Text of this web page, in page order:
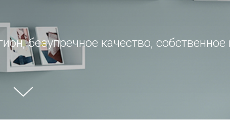
безупречное качество, собственное